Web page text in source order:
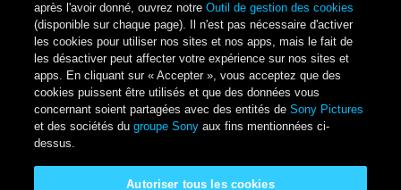
après l'avoir donné, ouvrez notreOutil de gestion des cookies
(disponible sur chaque page). Il n'est pas nécessaire d'activer
les cookies pour utiliser nos sites et nos apps, mais le fait de
les désactiver peut affecter votre expérience sur nos sites et
apps. En cliquant sur « Accepter », vous acceptez que des
cookies puissent être utilisés et que des données vous
concernant soient partagées avec des entités deSony Pictures
et des sociétés dugroupe Sony aux fins mentionnées ci-
dessus.
Autoriser tous les cookies